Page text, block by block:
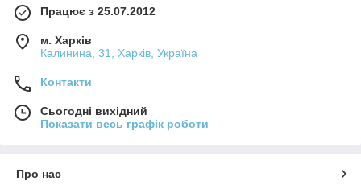
Працює з 25.07.2012
м. Харків
Калинина, 31, Харків, Україна
Контакти
Сьогодні вихідний
Показати весь графік роботи
Про нас